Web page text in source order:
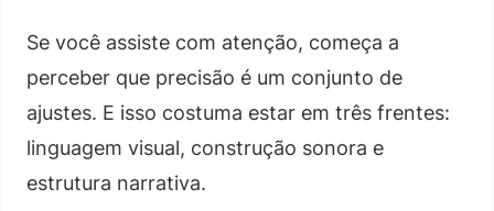
Se você assiste com atenção, começa a
perceber que precisão é um conjunto de
ajustes. E isso costuma estar em três frentes:
linguagem visual, construção sonora e
estrutura narrativa.